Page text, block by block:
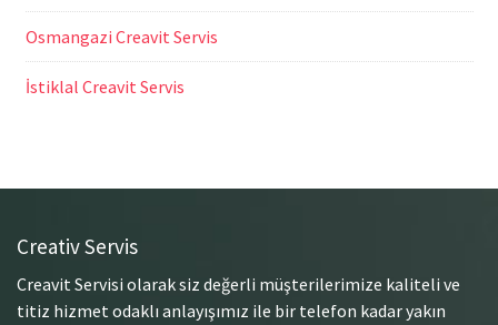
Osmangazi Creavit Servis
İstiklal Creavit Servis
Creativ Servis
Creavit Servisi olarak siz değerli müşterilerimize kaliteli ve
titiz hizmet odaklı anlayışımız ile bir telefon kadar yakın